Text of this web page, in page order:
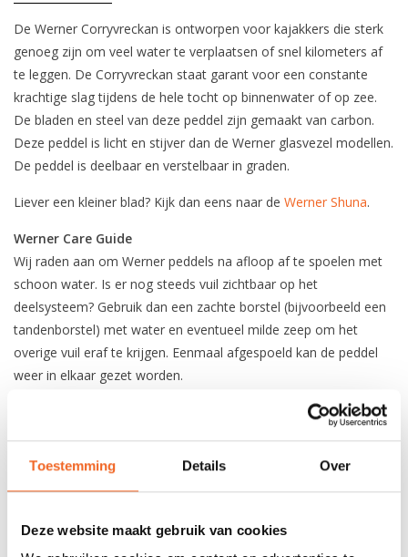
Toestemming Details Over
Deze website maakt gebruik van cookies
De Werner Corryvreckan is ontworpen voor kajakkers die sterk
genoeg zijn om veel water te verplaatsen of snel kilometers af
te leggen. De Corryvreckan staat garant voor een constante
krachtige slag tijdens de hele tocht op binnenwater of op zee.
De bladen en steel van deze peddel zijn gemaakt van carbon.
Deze peddel is licht en stijver dan de Werner glasvezel modellen.
De peddel is deelbaar en verstelbaar in graden.
Liever een kleiner blad? Kijk dan eens naar de Werner Shuna.
Werner Care Guide
Wij raden aan om Werner peddels na afloop af te spoelen met
schoon water. Is er nog steeds vuil zichtbaar op het
deelsysteem? Gebruik dan een zachte borstel (bijvoorbeeld een
tandenborstel) met water en eventueel milde zeep om het
overige vuil eraf te krijgen. Eenmaal afgespoeld kan de peddel
weer in elkaar gezet worden.
SPECIFICATIES
Blad: Carbon
Steel: Carbon